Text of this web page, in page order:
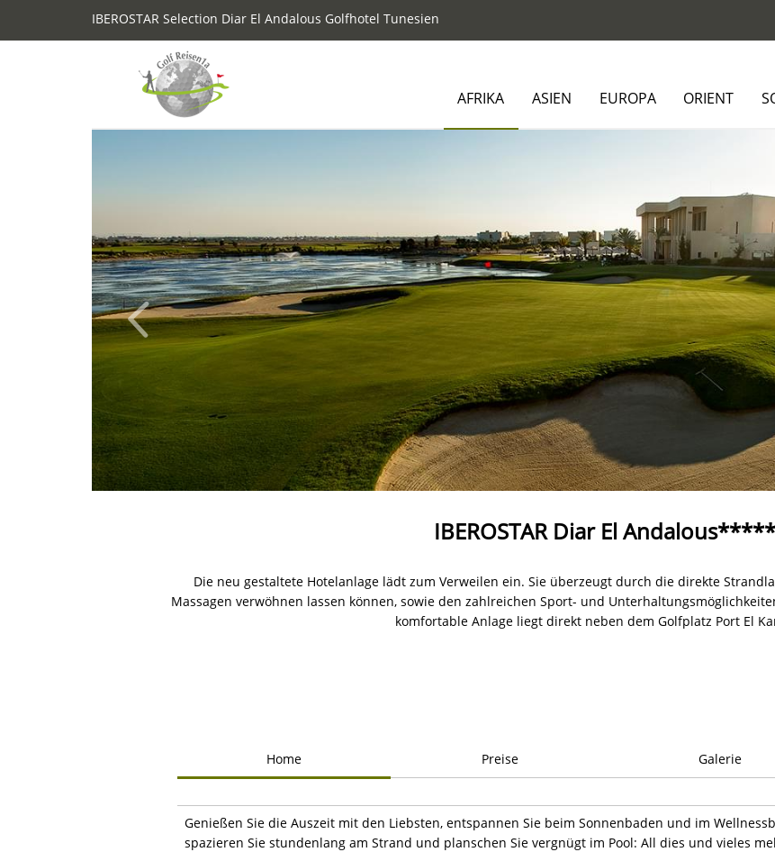
IBEROSTAR Selection Diar El Andalous Golfhotel Tunesien
AFRIKA ASIEN EUROPA ORIENT
IBEROSTAR Diar El Andalous*****
Die neu gestaltete Hotelanlage lädt zum Verweilen ein. Sie überzeugt durch die direkte
Massagen verwöhnen lassen können, sowie den zahlreichen Sport- und
komfortable Anlage liegt direkt neben dem Golfplatz Port El
Home Preise Galerie
Genießen Sie die Auszeit mit den Liebsten, entspannen Sie beim Sonnenbaden und im
spazieren Sie stundenlang am Strand und planschen Sie vergnügt im Pool: All dies und vieles